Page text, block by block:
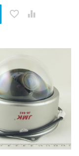
favorite_border 